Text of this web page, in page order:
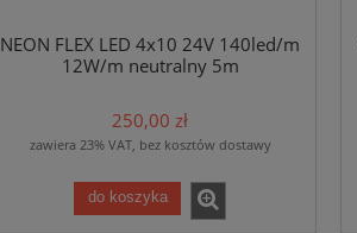
NEON FLEX LED 4x10 24V 140led/m
12W/m neutralny 5m
250,00 zł
zawiera 23% VAT, bez kosztów dostawy
do koszyka